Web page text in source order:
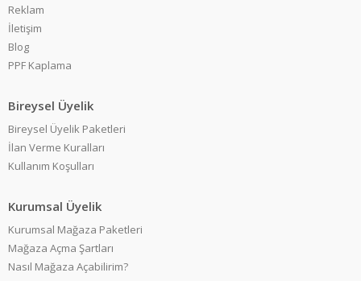
Reklam
İletişim
Blog
PPF Kaplama
Bireysel Üyelik
Bireysel Üyelik Paketleri
İlan Verme Kuralları
Kullanım Koşulları
Kurumsal Üyelik
Kurumsal Mağaza Paketleri
Mağaza Açma Şartları
Nasıl Mağaza Açabilirim?